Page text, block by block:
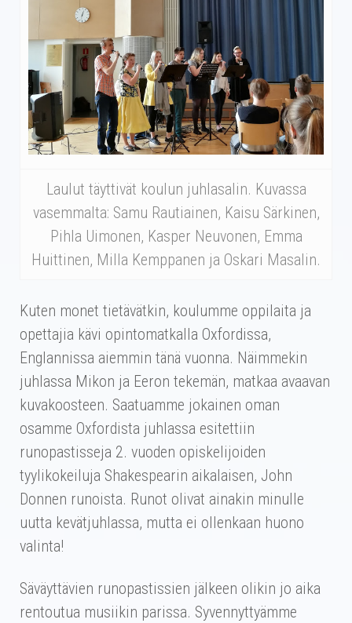
Laulut täyttivät koulun juhlasalin. Kuvassa
vasemmalta: Samu Rautiainen, Kaisu Särkinen,
Pihla Uimonen, Kasper Neuvonen, Emma
Huittinen, Milla Kemppanen ja Oskari Masalin.
Kuten monet tietävätkin, koulumme oppilaita ja
opettajia kävi opintomatkalla Oxfordissa,
Englannissa aiemmin tänä vuonna. Näimmekin
juhlassa Mikon ja Eeron tekemän, matkaa avaavan
kuvakoosteen. Saatuamme jokainen oman
osamme Oxfordista juhlassa esitettiin
runopastisseja 2. vuoden opiskelijoiden
tyylikokeiluja Shakespearin aikalaisen, John
Donnen runoista. Runot olivat ainakin minulle
uutta kevätjuhlassa, mutta ei ollenkaan huono
valinta!
Säväyttävien runopastissien jälkeen olikin jo aika
rentoutua musiikin parissa. Syvennyttyämme